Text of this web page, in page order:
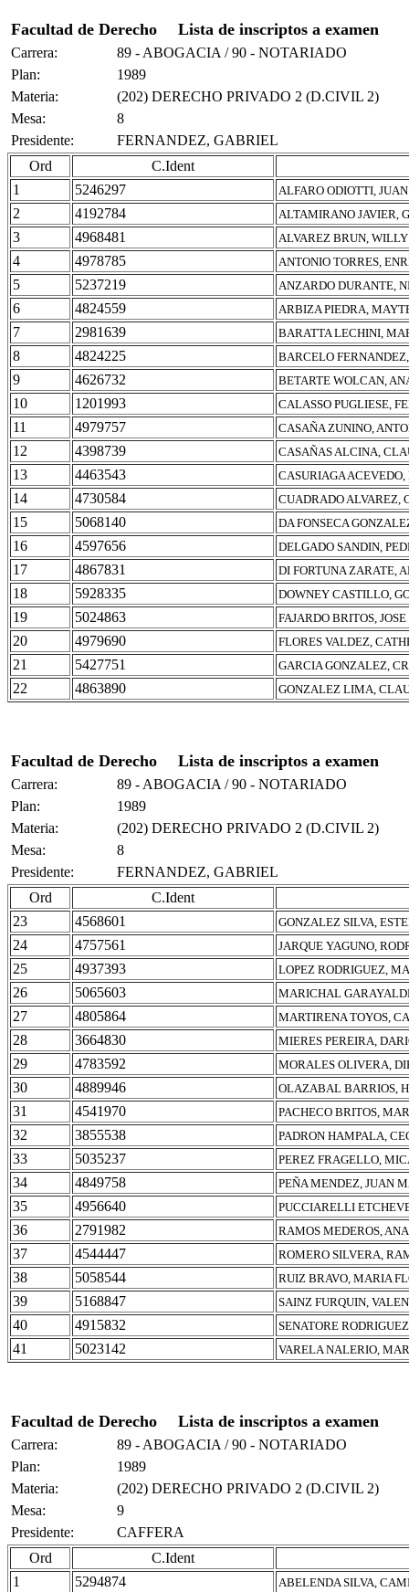
Facultad de Derecho Lista de inscriptos a examen
Carrera:
89 - ABOGACIA / 90 - NOTARIADO
Plan:
1989
Materia:
(202) DERECHO PRIVADO 2 (D.CIVIL 2)
Mesa:
8
Presidente:
FERNANDEZ, GABRIEL
Ord
C.Ident
1
5246297 ALFARO ODIOTTI,
2 4192784 ALTAMIRANO JAVIER,
3 4968481 ALVAREZ BRUN,
4 4978785 ANTONIO TORRES,
5 5237219 ANZARDO DURANTE,
6 4824559 ARBIZA PIEDRA,
7 2981639 BARATTA LECHINI,
8 4824225 BARCELO
9 4626732 BETARTE WOLCAN,
10 1201993 CALASSO PUGLIESE,
11 4979757 CASAÑA ZUNINO,
12 4398739 CASAÑAS ALCINA,
13 4463543 CASURIAGA
14 4730584 CUADRADO ALVAREZ,
15 5068140 DA FONSECA
16 4597656 DELGADO SANDIN,
17 4867831 DI FORTUNA ZARATE,
18 5928335 DOWNEY CASTILLO,
19 5024863 FAJARDO BRITOS,
20 4979690 FLORES VALDEZ,
21 5427751 GARCIA GONZALEZ,
22 4863890 GONZALEZ LIMA,
Facultad de Derecho Lista de inscriptos a examen
Carrera:
89 - ABOGACIA / 90 - NOTARIADO
Plan:
1989
Materia:
(202) DERECHO PRIVADO 2 (D.CIVIL 2)
Mesa:
8
Presidente:
FERNANDEZ, GABRIEL
Ord
C.Ident
23
4568601 GONZALEZ SILVA,
24 4757561 JARQUE YAGUNO,
25 4937393 LOPEZ RODRIGUEZ,
26 5065603 MARICHAL
27 4805864 MARTIRENA TOYOS,
28 3664830 MIERES PEREIRA,
29 4783592 MORALES OLIVERA,
30 4889946 OLAZABAL BARRIOS,
31 4541970 PACHECO BRITOS,
32 3855538 PADRON HAMPALA,
33 5035237 PEREZ FRAGELLO,
34 4849758 PEÑA MENDEZ, JUAN
35 4956640 PUCCIARELLI
36 2791982 RAMOS MEDEROS,
37 4544447 ROMERO SILVERA,
38 5058544 RUIZ BRAVO, MARIA
39 5168847 SAINZ FURQUIN,
40 4915832 SENATORE
41 5023142 VARELA NALERIO,
Facultad de Derecho Lista de inscriptos a examen
Carrera:
89 - ABOGACIA / 90 - NOTARIADO
Plan:
1989
Materia:
(202) DERECHO PRIVADO 2 (D.CIVIL 2)
Mesa:
9
Presidente:
CAFFERA
Ord
C.Ident
1
5294874 ABELENDA SILVA,